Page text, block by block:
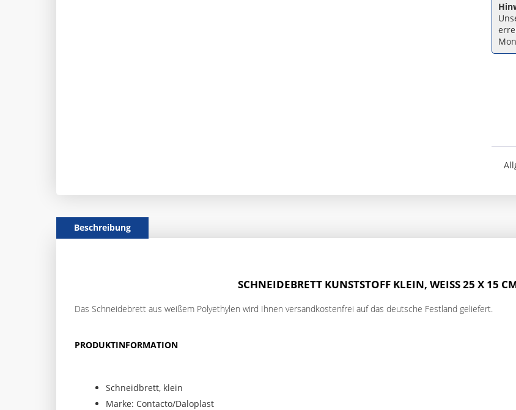
Beschreibung
SCHNEIDEBRETT KUNSTSTOFF KLEIN, WEISS 25 X 15 CM
Das Schneidebrett aus weißem Polyethylen wird Ihnen versandkostenfrei auf das deutsche Festland geliefert.
PRODUKTINFORMATION
Schneidbrett, klein
Marke: Contacto/Daloplast